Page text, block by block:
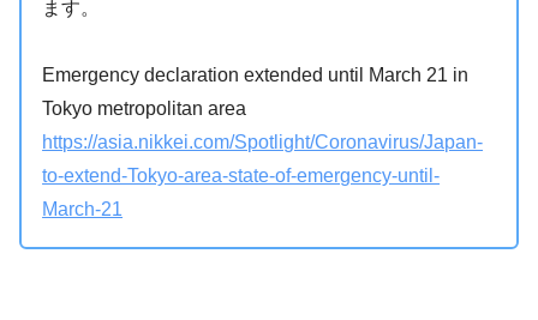
ます。
Emergency declaration extended until March 21 in
Tokyo metropolitan area
https://asia.nikkei.com/Spotlight/Coronavirus/Japan-
to-extend-Tokyo-area-state-of-emergency-until-
March-21